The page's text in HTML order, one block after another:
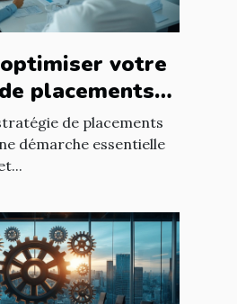
votre
placements
de placements
démarche essentielle